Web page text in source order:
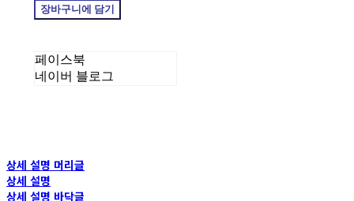
장바구니에 담기
페이스북
네이버 블로그
상세 설명 머리글
상세 설명
상세 설명 바닥글